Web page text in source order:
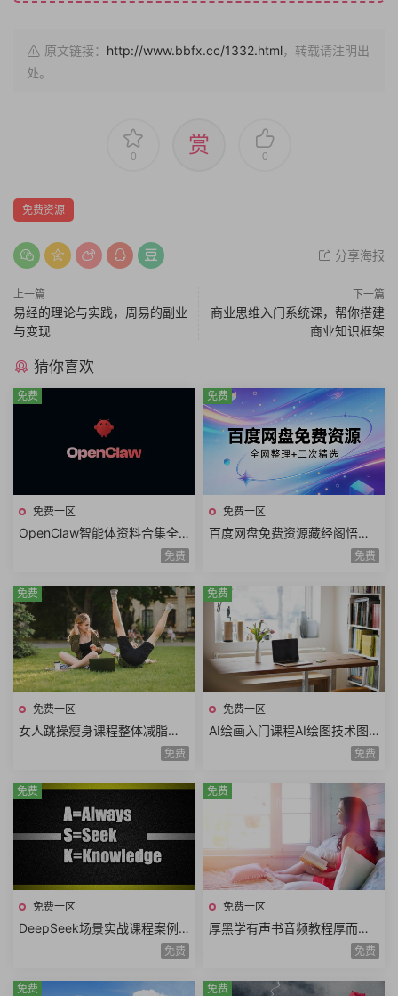
原文链接： http://www.bbfx.cc/1332.html，转载请注明出
处。
0 赏 0
免费资源
分享海报
上一篇
易经的理论与实践，周易的副业
与变现
下一篇
商业思维入门系统课，帮你搭建
商业知识框架
猜你喜欢
免费一区
OpenClaw智能体资料合集全
网最全龙虾AI使用手册一人公
司AI助手实战指南Agent本地部
署保姆级教程
免费
免费
免费一区
百度网盘免费资源藏经阁悟道
殿个人技能考试学习生活兴趣
通识科普超级个体+付费资源
免费
免费
免费一区
女人跳操瘦身课程整体减脂局
部瘦身全身塑形椅子操甩油操
免费
免费
免费一区
AI绘画入门课程AI绘图技术图
生图文生图comfyuiPS工作流
免费
免费
免费一区
DeepSeek场景实战课程案例
教学生活职场14个高频场景AI
免费
免费
免费一区
厚黑学有声书音频教程厚而无
形黑而无色轻松处世灵活办事
免费
免费
免费 免费